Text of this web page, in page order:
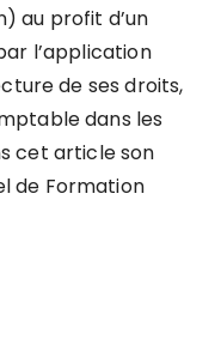
au profit d’un
l’application
de ses droits,
dans les
cet article son
de Formation